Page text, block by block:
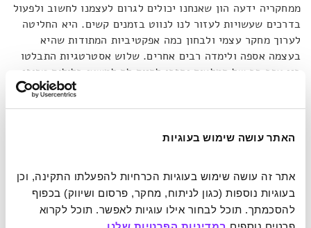
האתר עושה שימוש בעוגיות
ממחקריה ידעה הון שאנחנו יכולים לגרום לעצמנו לחשוב ולפעול
בדרכים שעשויות לעזור לנו לנווט בזמנים קשים. היא החליטה
לערוך מחקר עצמי ולבחון כמה אפקטיביות המתודות שהיא
בעצמה אספה ולימדה רבים אחרים. שלוש אסטרטגיות התבלטו
בין ערב רב של המלצות והפכו להיות לה למשען בלילות טרופי
שינה. מדובר בשלושה דפוסי חשיבה שרלוונטיים להתמודדות עם
הון משתפת כי במהלך שנות מחקרה גילתה שאחד הדברים
שמאפיינים אנשים בעלי כושר התאוששות גבוה הוא ההבנה